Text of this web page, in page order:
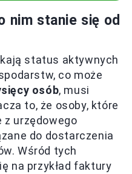
nim stanie się od
status aktywnych
co może
osób, musi
to, że osoby, które
z urzędowego
do dostarczenia
Wśród tych
na przykład faktury